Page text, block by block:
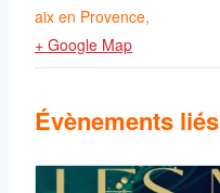
aix en Provence,
+ Google Map
Évènements liés